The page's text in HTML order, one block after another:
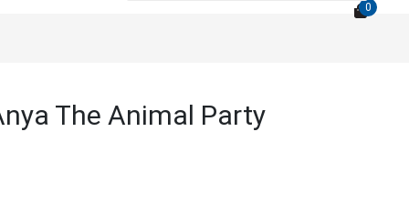
0
The Animal Party